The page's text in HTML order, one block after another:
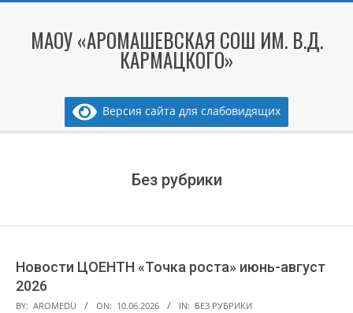
contentМАОУ «АРОМАШЕВСКАЯ СОШ ИМ. В.Д.
КАРМАЦКОГО»
Версия сайта для слабовидящих
Без рубрики
Новости ЦОЕНТН «Точка роста» июнь-август
2026
2026-
BY: AROMEDU ON: 10.06.2026 IN: БЕЗ РУБРИКИ